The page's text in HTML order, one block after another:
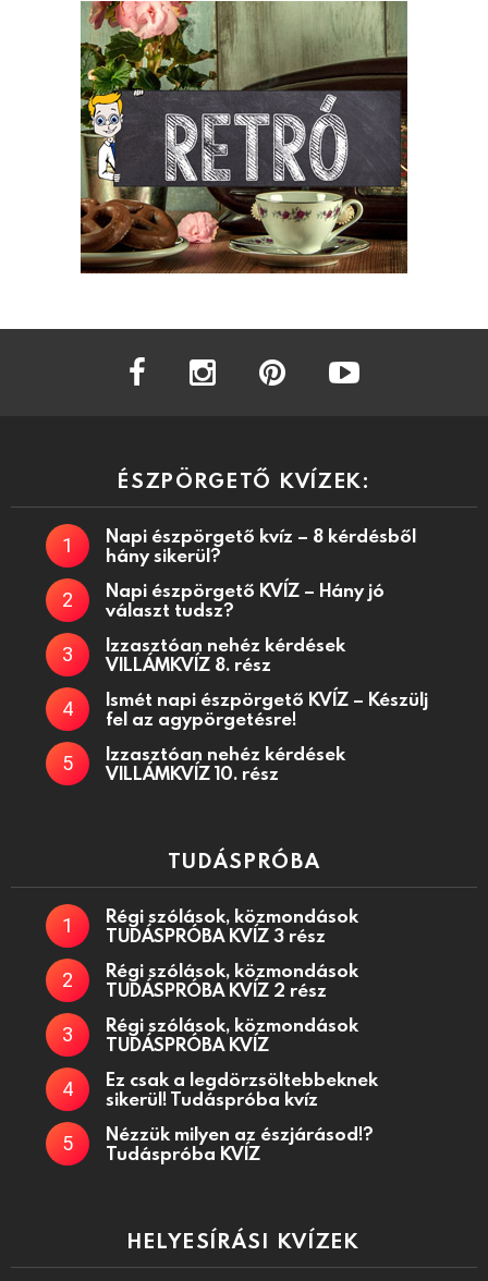
facebook instagram
ÉSZPÖRGETŐ KVÍZEK:
Napi észpörgető kvíz – 8 kérdésből
hány sikerül?
Napi észpörgető KVÍZ – Hány jó
választ tudsz?
Izzasztóan nehéz kérdések
VILLÁMKVÍZ 8. rész
Ismét napi észpörgető KVÍZ – Készülj
fel az agypörgetésre!
Izzasztóan nehéz kérdések
VILLÁMKVÍZ 10. rész
TUDÁSPRÓBA
Régi szólások, közmondások
TUDÁSPRÓBA KVÍZ 3 rész
Régi szólások, közmondások
TUDÁSPRÓBA KVÍZ 2 rész
Régi szólások, közmondások
TUDÁSPRÓBA KVÍZ
Ez csak a legdörzsöltebbeknek
sikerül! Tudáspróba kvíz
Nézzük milyen az észjárásod!?
Tudáspróba KVÍZ
HELYESÍRÁSI KVÍZEK